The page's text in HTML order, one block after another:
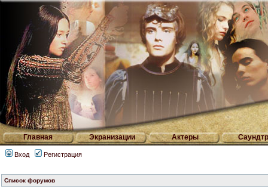
Главная Экранизации Актеры
Вход Регистрация
Список форумов